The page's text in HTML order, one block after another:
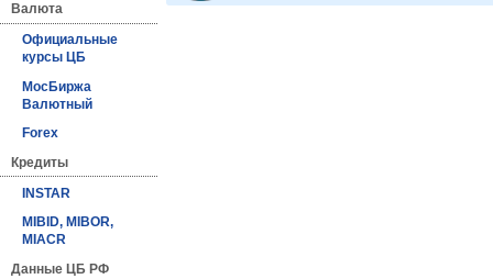
Валюта
Официальные
курсы ЦБ
МосБиржа
Валютный
Forex
Кредиты
INSTAR
MIBID, MIBOR,
MIACR
Данные ЦБ РФ